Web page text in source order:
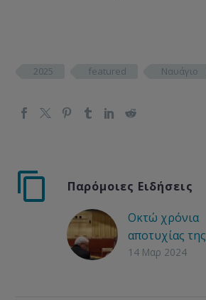
2025 featured Ναυάγιο
Παρόμοιες Ειδήσεις
Οκτώ χρόνια
αποτυχίας της
Συμφωνίας ΕΕ-
14 Μαρ 2024